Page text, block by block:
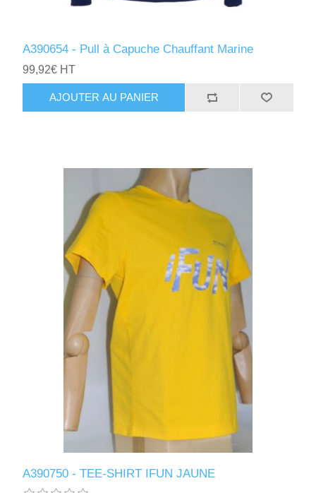
A390654 - Pull à Capuche Chauffant Marine
99,92€ HT
AJOUTER AU PANIER
A390750 - TEE-SHIRT IFUN JAUNE